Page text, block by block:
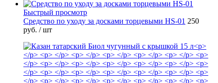
Быстрый просмотр
Средство по уходу за досками торцевыми HS-01 250
руб. / шт